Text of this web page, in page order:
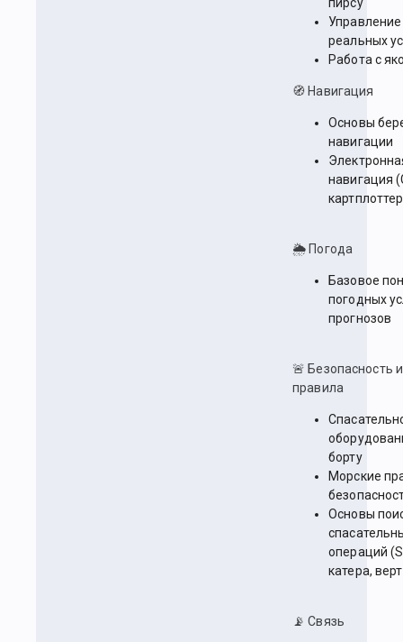
пирсу
реальных
Работа с
🧭 Навигация
Основы
навигации
навигация
🌦 Погода
Базовое
погодных
прогнозов
🚨 Безопасность и
правила
борту
Морские
Основы
операций
катера,
📡 Связь